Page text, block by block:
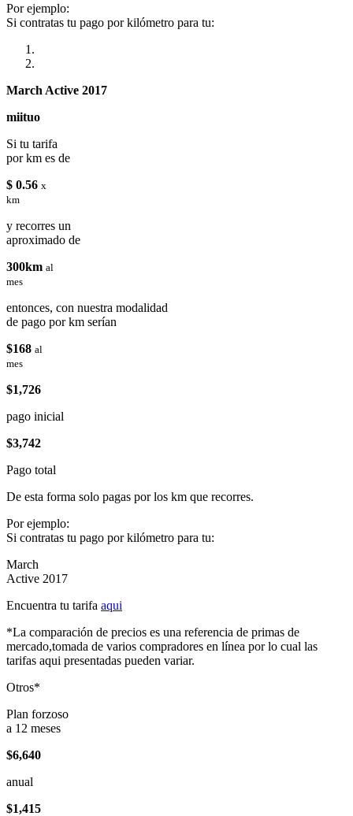
Por ejemplo:
Si contratas tu pago por kilómetro para tu:
March Active 2017
miituo
Si tu tarifa
por km es de
$ 0.56 x
km
y recorres un
aproximado de
300km al
mes
entonces, con nuestra modalidad
de pago por km serían
$168 al
mes
$1,726
pago inicial
$3,742
Pago total
De esta forma solo pagas por los km que recorres.
Por ejemplo:
Si contratas tu pago por kilómetro para tu:
March
Active 2017
Encuentra tu tarifa aqui
*La comparación de precios es una referencia de primas de
mercado,tomada de varios compradores en línea por lo cual las
tarifas aqui presentadas pueden variar.
Otros*
Plan forzoso
a 12 meses
$6,640
anual
$1,415